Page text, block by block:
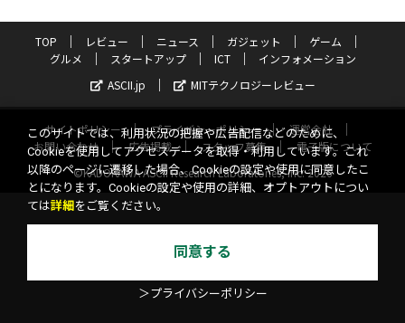
TOP レビュー ニュース ガジェット
ゲーム
グルメ
スタートアップ ICT
インフォメーション
ASCII.jp
MITテクノロジーレビュー
サイトポリシー プライバシーポリシー
運営会社
お問い合わせ
広告掲載 スタッフ募集
電子版について
©KADOKAWA ASCII Research Laboratories, Inc. 2026
このサイトでは、利用状況の把握や広告配信などのために、
Cookieを使用してアクセスデータを取得・利用しています。これ
以降のページに遷移した場合、Cookieの設定や使用に同意したこ
とになります。Cookieの設定や使用の詳細、オプトアウトについ
ては詳細 をご覧ください。
同意する
＞プライバシーポリシー